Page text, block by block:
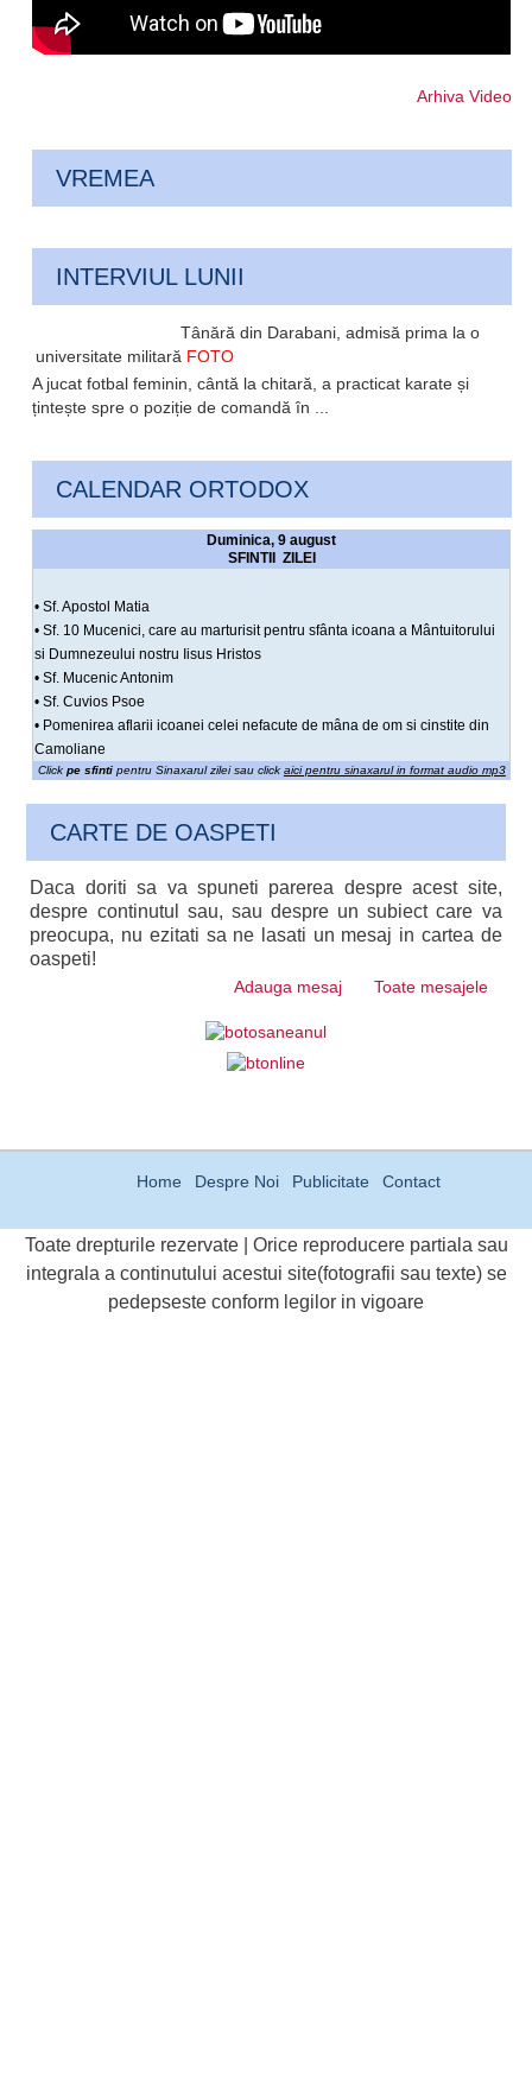
Arhiva Video
VREMEA
INTERVIUL LUNII
Tânără din Darabani, admisă prima la o
universitate militară FOTO
A jucat fotbal feminin, cântă la chitară, a practicat karate și
țintește spre o poziție de comandă în ...
CALENDAR ORTODOX
Duminica, 9 august
SFINTII ZILEI
• Sf. Apostol Matia
• Sf. 10 Mucenici, care au marturisit pentru sfânta icoana a Mântuitorului
si Dumnezeului nostru Iisus Hristos
• Sf. Mucenic Antonim
• Sf. Cuvios Psoe
• Pomenirea aflarii icoanei celei nefacute de mâna de om si cinstite din
Camoliane
Click pe sfintipentru Sinaxarul zilei sau click aici pentru sinaxarul in format audio mp3
CARTE DE OASPETI
Daca doriti sa va spuneti parerea despre acest site,
despre continutul sau, sau despre un subiect care va
preocupa, nu ezitati sa ne lasati un mesaj in cartea de
oaspeti!
Adauga mesaj Toate mesajele
Home Despre Noi Publicitate Contact
Toate drepturile rezervate | Orice reproducere partiala sau
integrala a continutului acestui site(fotografii sau texte) se
pedepseste conform legilor in vigoare